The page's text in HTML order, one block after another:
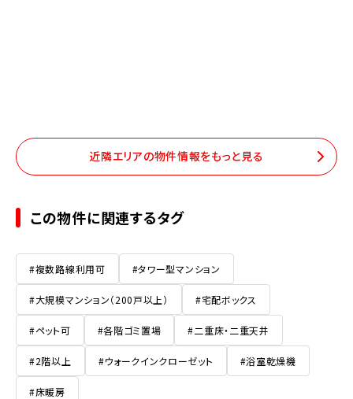
近隣エリアの物件情報をもっと見る
この物件に関連するタグ
#複数路線利用可 #タワー型マンション
#大規模マンション（200戸以上） #宅配ボックス
#ペット可 #各階ゴミ置場 #二重床・二重天井
#2階以上 #ウォークインクローゼット #浴室乾燥機
#床暖房